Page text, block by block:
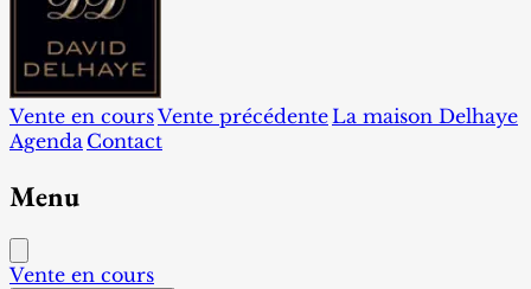
Vente en coursVente précédente La maison Delhaye
Agenda Contact
Menu
Vente en cours